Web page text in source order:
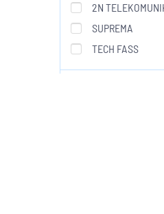
2N
SUPREMA
TECH FASS